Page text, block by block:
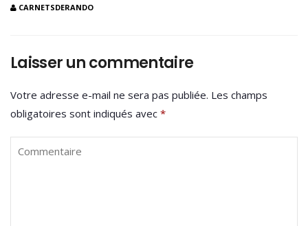
CARNETSDERANDO
Laisser un commentaire
Votre adresse e-mail ne sera pas publiée. Les champs
obligatoires sont indiqués avec *